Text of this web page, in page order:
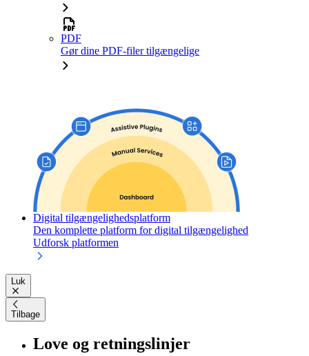
PDF
Gør dine PDF-filer tilgængelige
Digital tilgængelighedsplatform
Den komplette platform for digital tilgængelighed
Udforsk platformen
Luk
Tilbage
Love og retningslinjer